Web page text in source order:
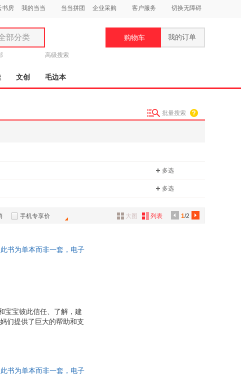
书房 我的当当 当当拼团 企业采购 客户服务 切换无障碍
部分类
部分类
书
子书
鞋
手表饰品
电脑办公
高级搜索
购物车 我的订单
文创 毛边本
批量搜索
多选
多选
手机专享价 1/2
大图 列表
书为单本而非一套，电子
宝宝彼此信任、了解，建
们提供了巨大的帮助和支
，涵盖了分娩和哺乳期
阶段的哺乳注意事项 ★
书为单本而非一套，电子